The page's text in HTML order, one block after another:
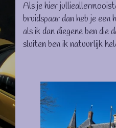
Als je hier
bruidspaar dan heb je een
als ik dan diegene ben die
sluiten ben ik natuurlijk